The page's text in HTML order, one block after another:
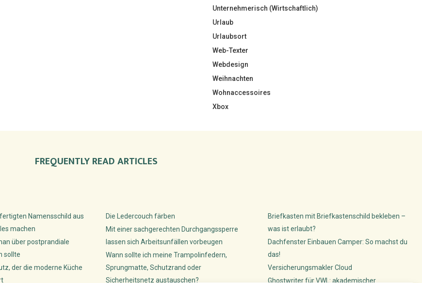
Unternehmerisch (Wirtschaftlich)
Urlaub
Urlaubsort
Web-Texter
Webdesign
Weihnachten
Wohnaccessoires
Xbox
FREQUENTLY READ ARTICLES
Namensschild aus
machen
über postprandiale
sollte
der die moderne Küche
Die Ledercouch färben
Mit einer sachgerechten Durchgangssperre
lassen sich Arbeitsunfällen vorbeugen
Wann sollte ich meine Trampolinfedern,
Sprungmatte, Schutzrand oder
Sicherheitsnetz austauschen?
Briefkasten mit Briefkastenschild bekleben –
was ist erlaubt?
Dachfenster Einbauen Camper: So machst du
das!
Versicherungsmakler Cloud
Ghostwriter für VWL: akademischer